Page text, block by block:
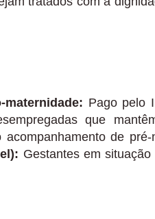
maternidade: Pago pelo
que
acompanhamento de
Gestantes em